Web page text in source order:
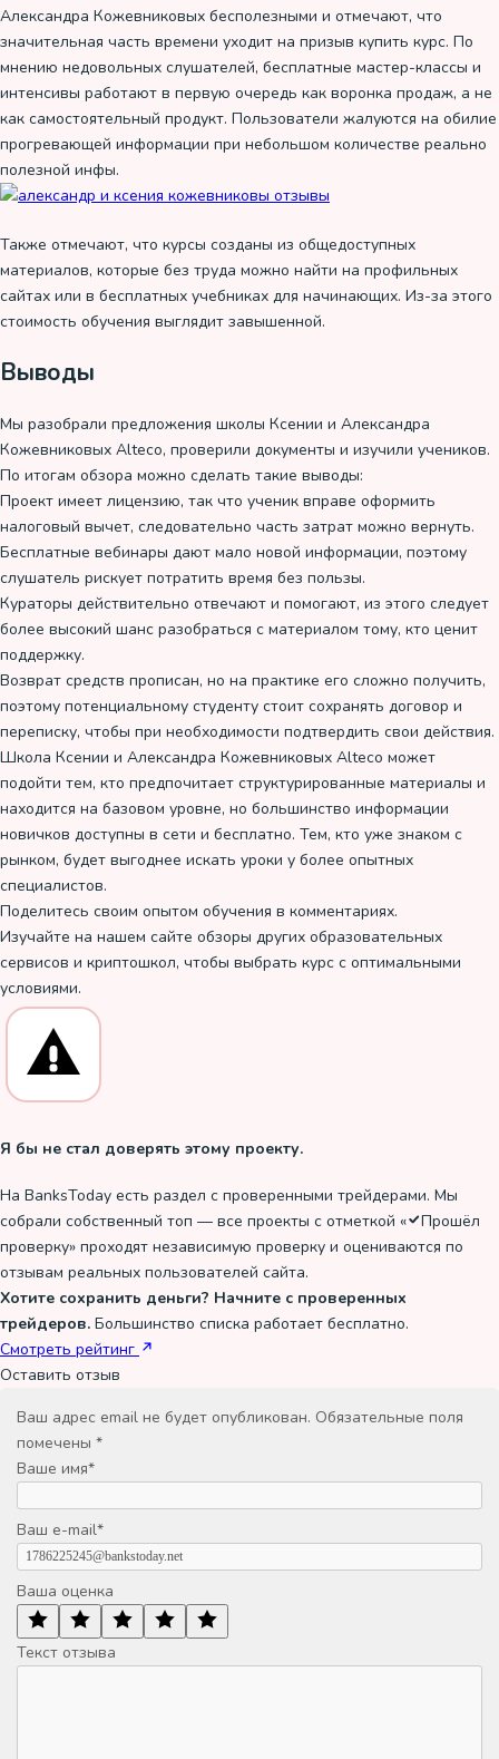
Александра Кожевниковых бесполезными и отмечают, что
значительная часть времени уходит на призыв купить курс. По
мнению недовольных слушателей, бесплатные мастер-классы и
интенсивы работают в первую очередь как воронка продаж, а не
как самостоятельный продукт. Пользователи жалуются на обилие
прогревающей информации при небольшом количестве реально
полезной инфы.
Также отмечают, что курсы созданы из общедоступных
материалов, которые без труда можно найти на профильных
сайтах или в бесплатных учебниках для начинающих. Из-за этого
стоимость обучения выглядит завышенной.
Выводы
Мы разобрали предложения школы Ксении и Александра
Кожевниковых Alteco, проверили документы и изучили учеников.
По итогам обзора можно сделать такие выводы:
Проект имеет лицензию, так что ученик вправе оформить
налоговый вычет, следовательно часть затрат можно вернуть.
Бесплатные вебинары дают мало новой информации, поэтому
слушатель рискует потратить время без пользы.
Кураторы действительно отвечают и помогают, из этого следует
более высокий шанс разобраться с материалом тому, кто ценит
поддержку.
Возврат средств прописан, но на практике его сложно получить,
поэтому потенциальному студенту стоит сохранять договор и
переписку, чтобы при необходимости подтвердить свои действия.
Школа Ксении и Александра Кожевниковых Alteco может
подойти тем, кто предпочитает структурированные материалы и
находится на базовом уровне, но большинство информации
новичков доступны в сети и бесплатно. Тем, кто уже знаком с
рынком, будет выгоднее искать уроки у более опытных
специалистов.
Поделитесь своим опытом обучения в комментариях.
Изучайте на нашем сайте обзоры других образовательных
сервисов и криптошкол, чтобы выбрать курс с оптимальными
условиями.
Я бы не стал доверять этому проекту.
На BanksToday есть раздел с проверенными трейдерами. Мы
собрали собственный топ — все проекты с отметкой «
Прошёл
проверку» проходят независимую проверку и оцениваются по
отзывам реальных пользователей сайта.
Хотите сохранить деньги? Начните с проверенных
трейдеров. Большинство списка работает бесплатно.
Смотреть рейтинг
Оставить отзыв
Ваш адрес email не будет опубликован. Обязательные поля
помечены *
Ваше имя*
Ваш e-mail*
Ваша оценка
Текст отзыва